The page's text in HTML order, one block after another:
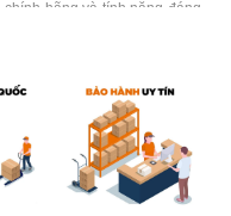
hãng và tính năng đáng
hoàn hảo cho các nhiếp
Voigtlander.
chính hãng tại
lẻNgàm chuyển Voigtlander
có thể yên tâm đặt hàng tại
giao hàng toàn quốc. Bên